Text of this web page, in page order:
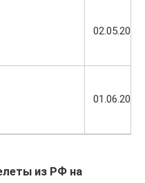
02.05.2022
01.06.2022
из РФ на